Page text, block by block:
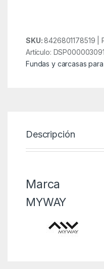
SKU:8426801178519 |
Artículo:
Fundas y carcasas
Descripción
Marca
MYWAY